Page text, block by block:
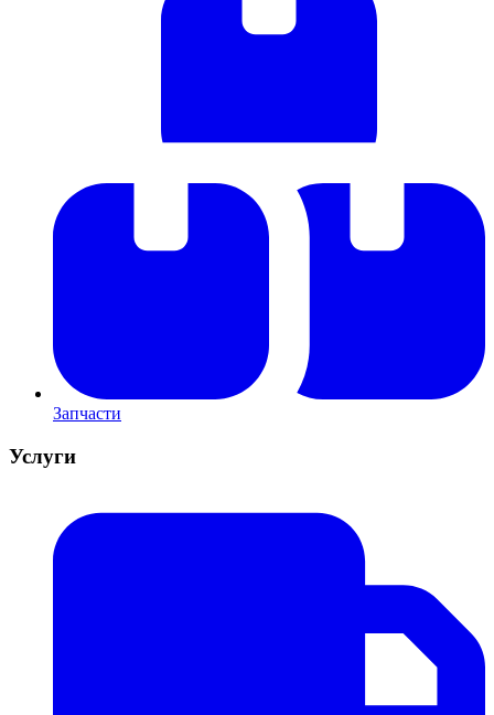
Запчасти
Услуги